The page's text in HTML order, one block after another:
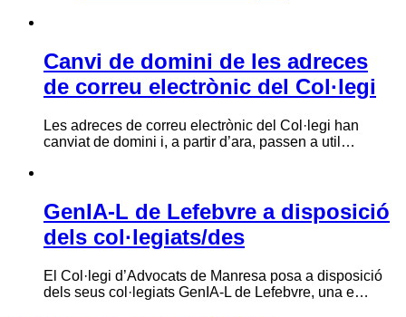
Canvi de domini de les adreces
de correu electrònic del Col·legi
Les adreces de correu electrònic del Col·legi han
canviat de domini i, a partir d’ara, passen a util…
GenIA-L de Lefebvre a disposició
dels col·legiats/des
El Col·legi d’Advocats de Manresa posa a disposició
dels seus col·legiats GenIA-L de Lefebvre, una e…